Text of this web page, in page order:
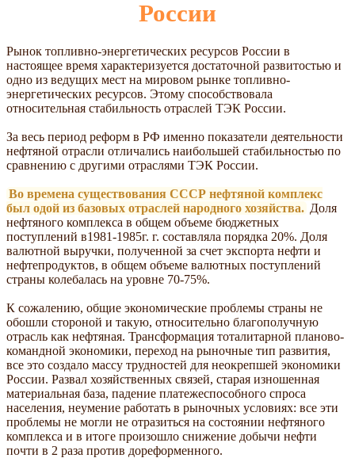
России
Рынок топливно-энергетических ресурсов России в
настоящее время характеризуется достаточной развитостью и
одно из ведущих мест на мировом рынке топливно-
энергетических ресурсов. Этому способствовала
относительная стабильность отраслей ТЭК России.
За весь период реформ в РФ именно показатели деятельности
нефтяной отрасли отличались наибольшей стабильностью по
сравнению с другими отраслями ТЭК России.
Во времена существования СССР нефтяной комплекс
был одой из базовых отраслей народного хозяйства. Доля
нефтяного комплекса в общем объеме бюджетных
поступлений в1981-1985г. г. составляла порядка 20%. Доля
валютной выручки, полученной за счет экспорта нефти и
нефтепродуктов, в общем объеме валютных поступлений
страны колебалась на уровне 70-75%.
К сожалению, общие экономические проблемы страны не
обошли стороной и такую, относительно благополучную
отрасль как нефтяная. Трансформация тоталитарной планово-
командной экономики, переход на рыночные тип развития,
все это создало массу трудностей для неокрепшей экономики
России. Развал хозяйственных связей, старая изношенная
материальная база, падение платежеспособного спроса
населения, неумение работать в рыночных условиях: все эти
проблемы не могли не отразиться на состоянии нефтяного
комплекса и в итоге произошло снижение добычи нефти
почти в 2 раза против дореформенного.